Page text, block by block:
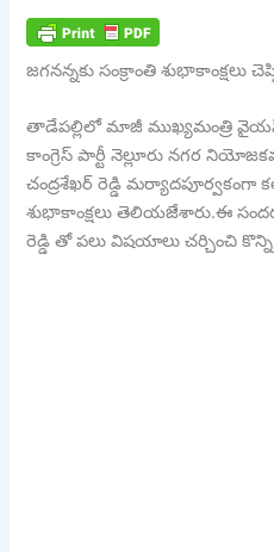
జగనన్నకు సంక్రాంతి శుభాకాంక్షలు
తాడేపల్లిలో మాజీ ముఖ్యమంత్రి
కాంగ్రెస్ పార్టీ నెల్లూరు నగర
చంద్రశేఖర్ రెడ్డి మర్యాదపూర్వకంగా
శుభాకాంక్షలు తెలియజేశారు.ఈ
రెడ్డి తో పలు విషయాలు చర్చించి